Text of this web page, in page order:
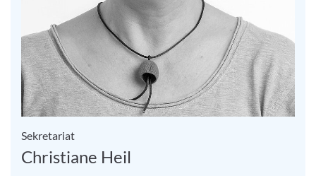
Sekretariat
Christiane Heil